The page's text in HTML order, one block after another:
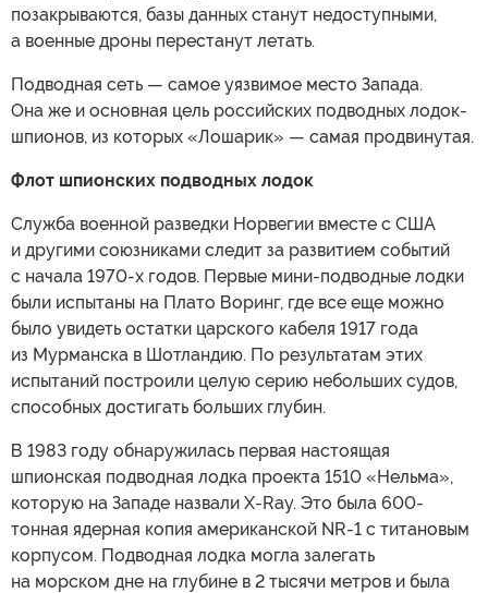
позакрываются, базы данных станут недоступными,
а военные дроны перестанут летать.
Подводная сеть — самое уязвимое место Запада.
Она же и основная цель российских подводных лодок-
шпионов, из которых «Лошарик» — самая продвинутая.
Флот шпионских подводных лодок
Служба военной разведки Норвегии вместе с США
и другими союзниками следит за развитием событий
с начала 1970-х годов. Первые мини-подводные лодки
были испытаны на Плато Воринг, где все еще можно
было увидеть остатки царского кабеля 1917 года
из Мурманска в Шотландию. По результатам этих
испытаний построили целую серию небольших судов,
способных достигать больших глубин.
В 1983 году обнаружилась первая настоящая
шпионская подводная лодка проекта 1510 «Нельма»,
которую на Западе назвали X-Ray. Это была 600-
тонная ядерная копия американской NR-1 с титановым
корпусом. Подводная лодка могла залегать
на морском дне на глубине в 2 тысячи метров и была